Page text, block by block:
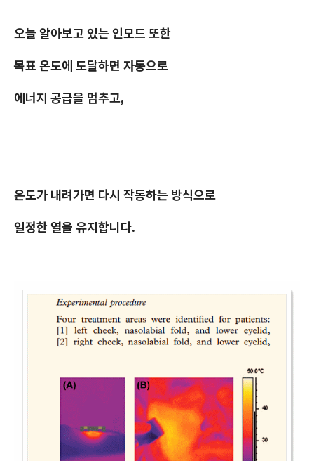
오늘 알아보고 있는 인모드 또한
목표 온도에 도달하면 자동으로
에너지 공급을 멈추고,
온도가 내려가면 다시 작동하는 방식으로
일정한 열을 유지합니다.